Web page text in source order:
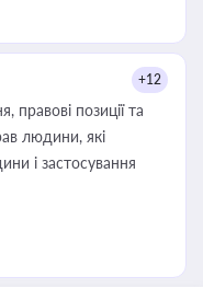
+12
правові позиції та
людини, які
і застосування